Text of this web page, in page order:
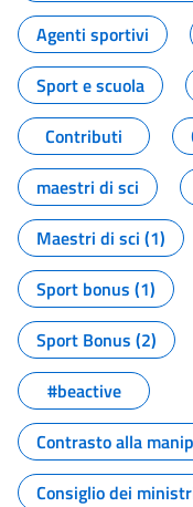
Agenti sportivi
Sport e scuola
Contributi
maestri di sci
Maestri di sci (1)
Sport bonus (1)
Sport Bonus (2)
#beactive
Contrasto alla
Consiglio dei